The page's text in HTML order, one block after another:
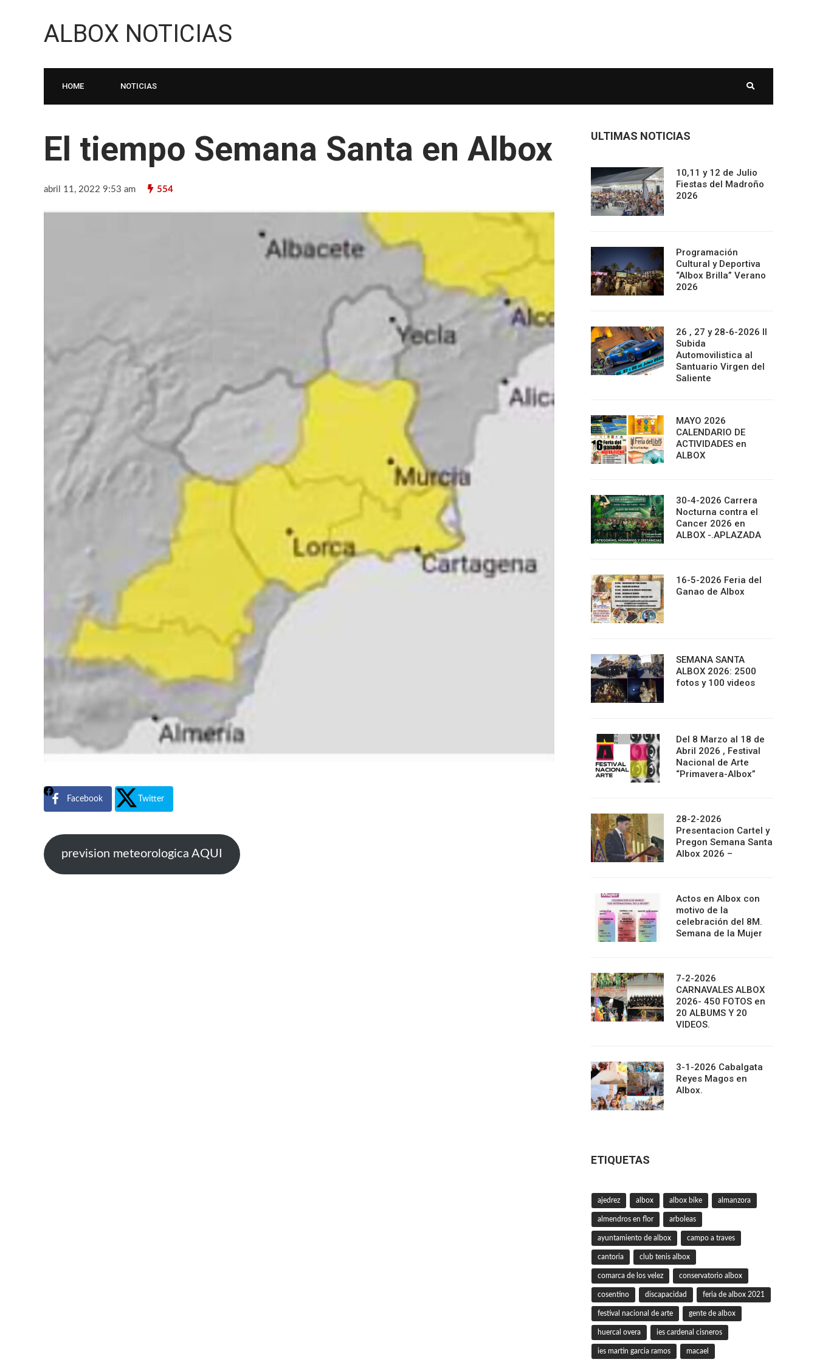
ALBOX NOTICIAS
HOME NOTICIAS
El tiempo Semana Santa en Albox
abril 11, 2022 9:53 am 554
Facebook Twitter
prevision meteorologica AQUI
ULTIMAS NOTICIAS
10,11 y 12 de Julio
Fiestas del Madroño
2026
Programación
Cultural y Deportiva
“Albox Brilla” Verano
2026
26 , 27 y 28-6-2026 II
Subida
Automovilistica al
Santuario Virgen del
Saliente
MAYO 2026
CALENDARIO DE
ACTIVIDADES en
ALBOX
30-4-2026 Carrera
Nocturna contra el
Cancer 2026 en
ALBOX -.APLAZADA
16-5-2026 Feria del
Ganao de Albox
SEMANA SANTA
ALBOX 2026: 2500
fotos y 100 videos
Del 8 Marzo al 18 de
Abril 2026 , Festival
Nacional de Arte
“Primavera-Albox”
28-2-2026
Presentacion Cartel y
Pregon Semana Santa
Albox 2026 –
Actos en Albox con
motivo de la
celebración del 8M.
Semana de la Mujer
7-2-2026
CARNAVALES ALBOX
2026- 450 FOTOS en
20 ALBUMS Y 20
VIDEOS.
3-1-2026 Cabalgata
Reyes Magos en
Albox.
ETIQUETAS
ajedrez albox albox bike almanzora
almendros en flor arboleas
ayuntamiento de albox campo a traves
cantoria club tenis albox
comarca de los velez conservatorio albox
cosentino discapacidad feria de albox 2021
festival nacional de arte gente de albox
huercal overa ies cardenal cisneros
ies martin garcia ramos macael